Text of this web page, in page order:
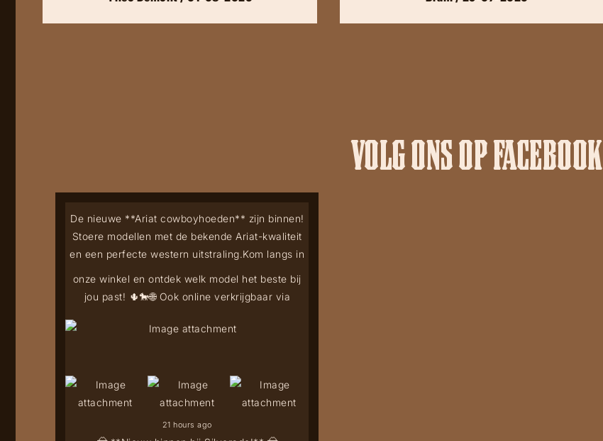
VOLG ONS OP FACEBOOK
De nieuwe **Ariat cowboyhoeden** zijn binnen!
Stoere modellen met de bekende Ariat-kwaliteit
en een perfecte western uitstraling.Kom langs in
onze winkel en ontdek welk model het beste bij
jou past! 🌵🐎🌐 Ook online verkrijgbaar via
21 hours ago